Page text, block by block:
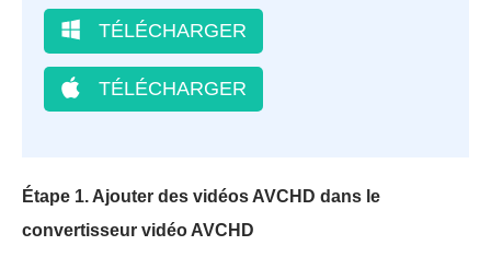
TÉLÉCHARGER
TÉLÉCHARGER
Étape 1. Ajouter des vidéos AVCHD dans le
convertisseur vidéo AVCHD